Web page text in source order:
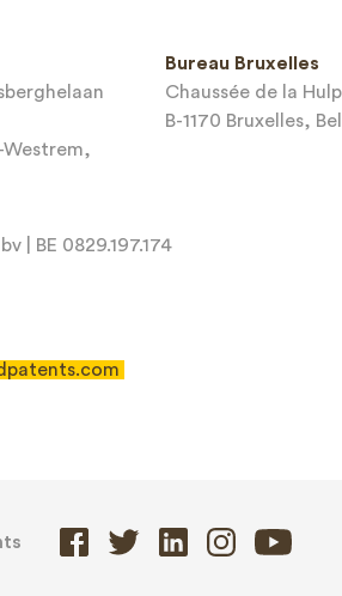
téléphone*
Adresse email*
Westrem,
Bureau Bruxelles
Chaussée de la
B-1170 Bruxelles,
| BE 0829.197.174